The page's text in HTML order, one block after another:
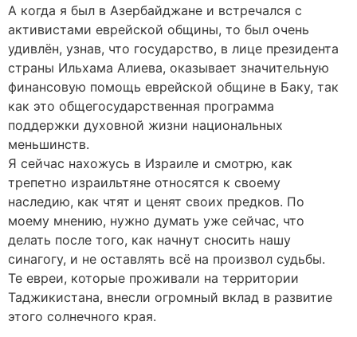
А когда я был в Азербайджане и встречался с
активистами еврейской общины, то был очень
удивлён, узнав, что государство, в лице президента
страны Ильхама Алиева, оказывает значительную
финансовую помощь еврейской общине в Баку, так
как это общегосударственная программа
поддержки духовной жизни национальных
меньшинств.
Я сейчас нахожусь в Израиле и смотрю, как
трепетно израильтяне относятся к своему
наследию, как чтят и ценят своих предков. По
моему мнению, нужно думать уже сейчас, что
делать после того, как начнут сносить нашу
синагогу, и не оставлять всё на произвол судьбы.
Те евреи, которые проживали на территории
Таджикистана, внесли огромный вклад в развитие
этого солнечного края.